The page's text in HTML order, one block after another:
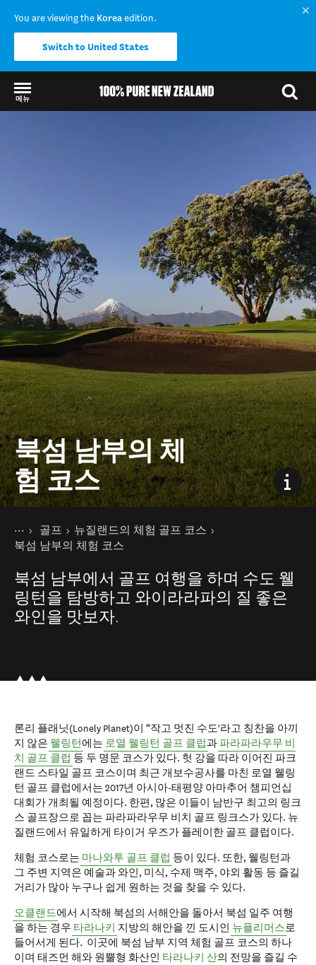
You are viewing the Koreaedition.
Switch to United States
메뉴
북섬 남부의 체
험 코스
현재 페이지
홈
액티비티
골프
뉴질랜드의 체험 골프 코스
북섬 남부의 체험 코스
북섬 남부에서 골프 여행을 하며 수도 웰
링턴을 탐방하고 와이라라파의 질 좋은
와인을 맛보자.
론리 플래닛(Lonely Planet)이 “작고 멋진 수도'라고 칭찬을 아끼
지 않은 웰링턴에는 로열 웰링턴 골프 클럽과 파라파라우무 비
치 골프 클럽 등 두 명문 코스가 있다. 헛 강을 따라 이어진 파크
랜드 스타일 골프 코스이며 최근 개보수공사를 마친 로열 웰링
턴 골프 클럽에서는 2017년 아시아-태평양 아마추어 챔피언십
대회가 개최될 예정이다. 한편, 많은 이들이 남반구 최고의 링크
스 골프장으로 꼽는 파라파라우무 비치 골프 링크스가 있다. 뉴
질랜드에서 유일하게 타이거 우즈가 플레이한 골프 클럽이다.
체험 코스로는 마나와투 골프 클럽 등이 있다. 또한, 웰링턴과
그 주변 지역은 예술과 와인, 미식, 수제 맥주, 야외 활동 등 즐길
거리가 많아 누구나 쉽게 원하는 것을 찾을 수 있다.
오클랜드에서 시작해 북섬의 서해안을 돌아서 북섬 일주 여행
을 하는 경우 타라나키 지방의 해안을 낀 도시인 뉴플리머스로
들어서게 된다. 이곳에 북섬 남부 지역 체험 골프 코스의 하나
이며 태즈먼 해와 원뿔형 화산인 타라나키 산의 전망을 즐길 수